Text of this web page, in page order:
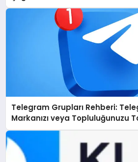
Telegram Grupları Rehberi:
Markanızı veya Topluluğunuzu